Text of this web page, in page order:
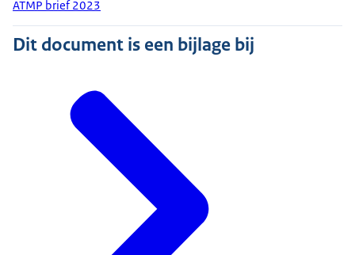
ATMP brief 2023
Dit document is een bijlage bij